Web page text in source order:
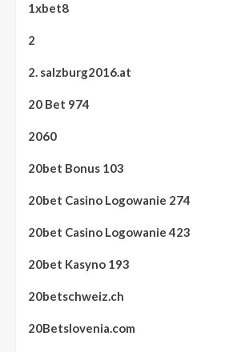
1xbet8
2
2. salzburg2016.at
20 Bet 974
2060
20bet Bonus 103
20bet Casino Logowanie 274
20bet Casino Logowanie 423
20bet Kasyno 193
20betschweiz.ch
20Betslovenia.com